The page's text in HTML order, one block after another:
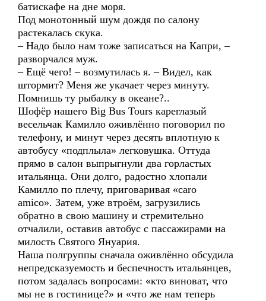
батискафе на дне моря.
Под монотонный шум дождя по салону
растекалась скука.
– Надо было нам тоже записаться на Капри, –
разворчался муж.
– Ещё чего! – возмутилась я. – Видел, как
штормит? Меня же укачает через минуту.
Помнишь ту рыбалку в океане?..
Шофёр нашего Big Bus Tours кареглазый
весельчак Камилло оживлённо поговорил по
телефону, и минут через десять вплотную к
автобусу «подплыла» легковушка. Оттуда
прямо в салон выпрыгнули два горластых
итальянца. Они долго, радостно хлопали
Камилло по плечу, приговаривая «caro
amico». Затем, уже втроём, загрузились
обратно в свою машину и стремительно
отчалили, оставив автобус с пассажирами на
милость Святого Януария.
Наша полгруппы сначала оживлённо обсудила
непредсказуемость и беспечность итальянцев,
потом задалась вопросами: «кто виноват, что
мы не в гостинице?» и «что же нам теперь